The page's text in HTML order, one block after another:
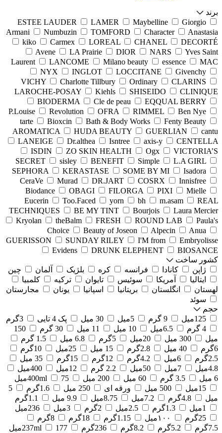
برند
ESTEE LAUDER
LAMER Maybelline
Giorgio
Armani
Numbuzin TOMFORD Character
Anastasia
kiko
Carmex LOREAL CHANEL
DECORTÉ
Avene
LA Prairie DIOR NARS
Yves Saint
Laurent
LANCOME Milano beauty essence
MAC
NYX
INGLOT LOCCITANE
Givenchy
VICHY
Charlotte Tillbury Ordinary
CLARINS
LAROCHE-POSAY
Kiehls SHISEIDO
CLINIQUE
BIODERMA
Cle de peau
EQQUAL BERRY
P.Louise
Revolution OFRA RIMMEL
Ben Nye
tarte
Bioxcin Bath & Body Works
Fenty Beauty
AROMATICA
HUDA BEAUTY GUERLIAN
cantu
LANEIGE
Dr.althea Isntree axis-y
CENTELLA
ISDIN
ZO SKIN HEALTH Ogx
VICTORIA’S
SECRET
sisley BENEFIT Simple
L.A GIRL
SEPHORA
KERASTASE SOME BY MI
Isadora
CeraVe
Murad DR.JART COSRX
Innisfree
Biodance
OBAGI FILORGA PIXI
Mielle
Eucerin
Too.Faced yorn bh m.asam
REAL
TECHNIQUES
BE MY TINT Bourjois
Laura Mercier
Kryolan
theBalm FRESH ROUND LAB
Paula's
Choice
Beauty of Joseon Alpecin
Anua
GUERISSON
SUNDAY RILEY I'M from
Embryolisse
Evidens
DRUNK ELEPHENT
BIOSANCE
کشور ساخت
ژاپن
کانادا فرانسه کره بلژیک آلمان
چین
ایتالیا
آمریکا سوئیس تایوان ترکیه
کلمبیا
لهستان
انگلستان بریتانیا اسپانیا یونان
مجارستان
سوئد
حجم
125میل
9 گرم 5میل 30 میل پک 4 تایی
3گرم
4 گرم
6.5میل 10 میل 11 میل 30 گرم
150
میل
300 میل 20میل 5گرم 6.8 میل
1.5 گرم
6گرم
40 میل 2.8گرم 15 میل 25میل
10گرم
2.5گرم
6میل 4.2گرم 12گرم 15گرم
35 میل
4.8میل
7میل 50میل 2.2 گرم 12میل
400میل
6 میل
3.5 گرم 60 میل 200 میل 400ml
75میل
15میل
500 میل ورقه ای 250 میل 1.6گرم
5
میل
4.8گرم 7.2میل 8.75میل 9.9 میل
1.1گرم
1میل
1.3گرم 2.5میل 2گرم 3میل
236میل
25گرم
۱۰۰میل 1.15گرم 18گرم
8گرم
7.5گرم
5.2گرم 8.2گرم 236گرم 237ml
177میل